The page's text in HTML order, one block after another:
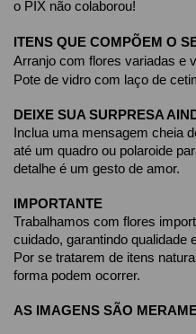
o PIX não colaborou!
ITENS QUE COMPÕEM O
Arranjo com flores variadas e
Pote de vidro com laço de
DEIXE SUA SURPRESA
Inclua uma mensagem cheia
até um quadro ou polaroide
detalhe é um gesto de amor.
IMPORTANTE
Trabalhamos com flores
cuidado, garantindo qualidade
Por se tratarem de itens
forma podem ocorrer.
AS IMAGENS SÃO